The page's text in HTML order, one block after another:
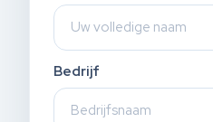
Bedrijf